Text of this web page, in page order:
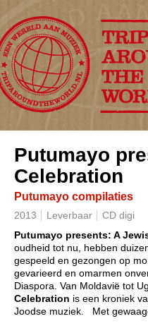
Putumayo
Celebration
Putumayo compilaties
2013 Leverbaar
CD digi
Putumayo presents: A
oudheid tot nu, hebben
gespeeld en gezongen op
gevarieerd en omarmen
Diaspora. Van Moldavië tot
Celebration is een kroniek
Joodse muziek.
Met